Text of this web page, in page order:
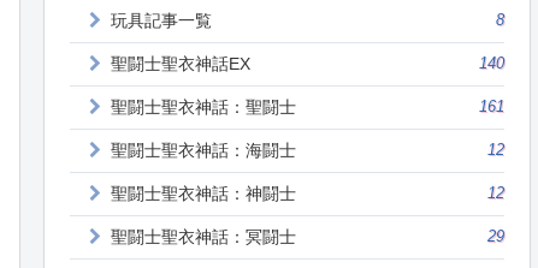
玩具記事一覧 8
聖闘士聖衣神話EX 140
聖闘士聖衣神話：聖闘士 161
聖闘士聖衣神話：海闘士 12
聖闘士聖衣神話：神闘士 12
聖闘士聖衣神話：冥闘士 29